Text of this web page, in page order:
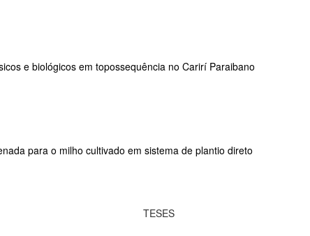
e biológicos em topossequência no Carirí Paraibano
para o milho cultivado em sistema de plantio direto
TESES